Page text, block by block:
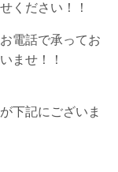
ください！！
電話で承ってお
ませ！！
下記にございま